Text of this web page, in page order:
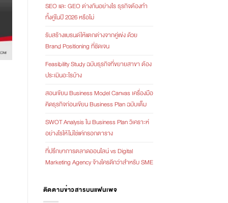
SEO และ GEO ต่างกันอย่างไร ธุรกิจต้องทำ
ทั้งคู่ในปี 2026 หรือไม่
รับสร้างแบรนด์ให้แตกต่างจากคู่แข่ง ด้วย
Brand Positioning ที่ชัดเจน
Feasibility Study ฉบับธุรกิจที่ขยายสาขา ต้อง
ประเมินอะไรบ้าง
สอนเขียน Business Model Canvas เครื่องมือ
คิดธุรกิจก่อนเขียน Business Plan ฉบับเต็ม
SWOT Analysis ใน Business Plan วิเคราะห์
อย่างไรให้ไม่ใช่แค่กรอกตาราง
ที่ปรึกษาการตลาดออนไลน์ vs Digital
Marketing Agency จ้างใครดีกว่าสำหรับ SME
ติดตามข่าวสารบนแฟนเพจ